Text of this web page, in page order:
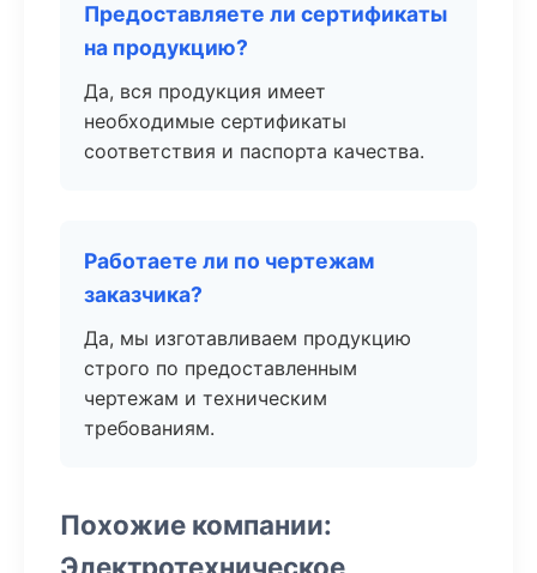
Предоставляете ли сертификаты
на продукцию?
Да, вся продукция имеет
необходимые сертификаты
соответствия и паспорта качества.
Работаете ли по чертежам
заказчика?
Да, мы изготавливаем продукцию
строго по предоставленным
чертежам и техническим
требованиям.
Похожие компании:
Электротехническое